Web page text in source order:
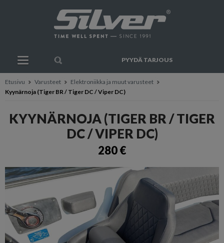
PYYDÄ TARJOUS
Etusivu Varusteet
Elektroniikka ja muut varusteet
Kyynärnoja (Tiger BR / Tiger DC / Viper DC)
KYYNÄRNOJA (TIGER BR / TIGER
DC / VIPER DC)
280 €